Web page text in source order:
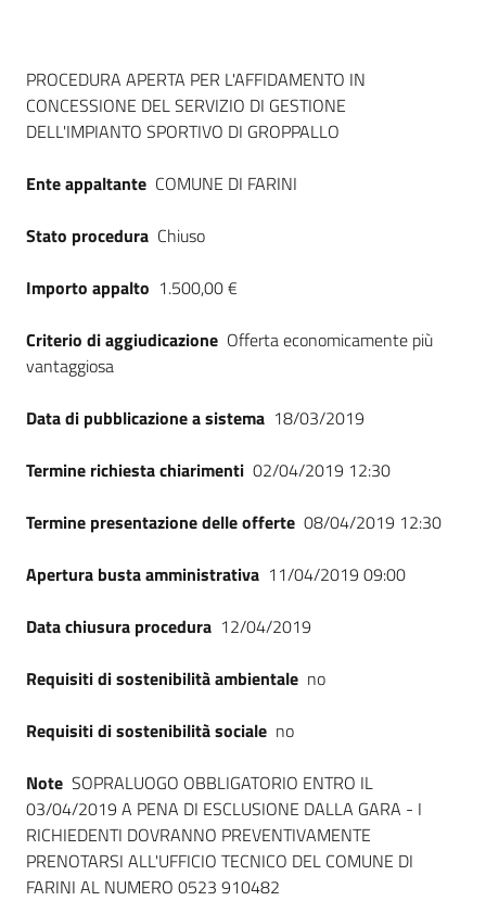
Piattaforme
telematiche
site
Seguici
su
Dati del bando
PROCEDURA APERTA PER L'AFFIDAMENTO IN
CONCESSIONE DEL SERVIZIO DI GESTIONE
DELL'IMPIANTO SPORTIVO DI GROPPALLO
Ente appaltante COMUNE DI FARINI
Stato procedura Chiuso
Importo appalto 1.500,00 €
Criterio di aggiudicazione Offerta economicamente più
vantaggiosa
Data di pubblicazione a sistema 18/03/2019
Termine richiesta chiarimenti 02/04/2019 12:30
Termine presentazione delle offerte 08/04/2019 12:30
Apertura busta amministrativa 11/04/2019 09:00
Data chiusura procedura 12/04/2019
Requisiti di sostenibilità ambientale no
Requisiti di sostenibilità sociale no
Note SOPRALUOGO OBBLIGATORIO ENTRO IL
03/04/2019 A PENA DI ESCLUSIONE DALLA GARA - I
RICHIEDENTI DOVRANNO PREVENTIVAMENTE
PRENOTARSI ALL'UFFICIO TECNICO DEL COMUNE DI
FARINI AL NUMERO 0523 910482